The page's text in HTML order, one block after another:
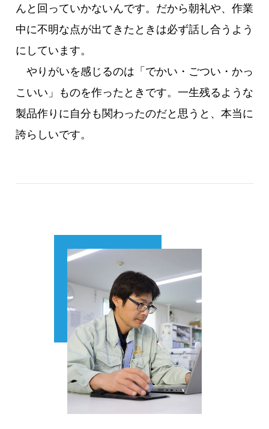
んと回っていかないんです。だから朝礼や、作業
中に不明な点が出てきたときは必ず話し合うよう
にしています。
やりがいを感じるのは「でかい・ごつい・かっ
こいい」ものを作ったときです。一生残るような
製品作りに自分も関わったのだと思うと、本当に
誇らしいです。